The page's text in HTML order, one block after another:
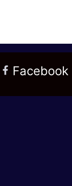
Facebook